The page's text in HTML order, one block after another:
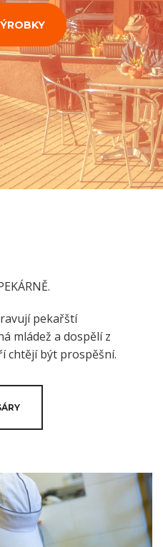
pekařští
mládež a dospělí z
chtějí být prospěšní.